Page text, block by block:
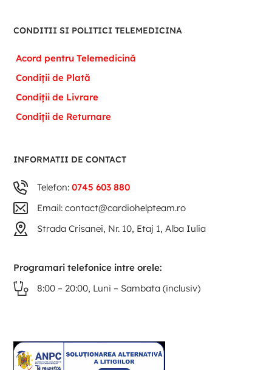
CONDITII SI POLITICI TELEMEDICINA
Acord pentru Telemedicină
Condiții de Plată
Condiții de Livrare
Condiții de Returnare
INFORMATII DE CONTACT
Telefon:0745 603 880
Email: contact@cardiohelpteam.ro
Strada Crisanei, Nr. 10, Etaj 1, Alba Iulia
Programari telefonice intre orele:
8:00 – 20:00, Luni – Sambata (inclusiv)